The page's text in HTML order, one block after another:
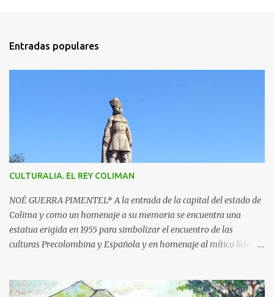
e
n
o
s
Entradas populares
CULTURALIA. EL REY COLIMAN
NOÉ GUERRA PIMENTEL* A la entrada de la capital del estado de
Colima y como un homenaje a su memoria se encuentra una
estatua erigida en 1955 para simbolizar el encuentro de las
culturas Precolombina y Española y en homenaje al mítico líder
de México. El monumento representa a un ideal guerrero en pie,